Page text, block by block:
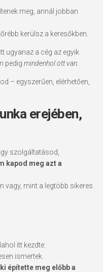
meg, annál jobban
kerülsz a keresőkben.
ugyanaz a cég az egyik
pedig mindenhol ott van.
– egyszerűen, elérhetően,
erejében,
szolgáltatásod,
kapod meg azt a
vagy, mint a legtöbb sikeres
itt kezdte:
ismertek.
ki építette meg előbb a